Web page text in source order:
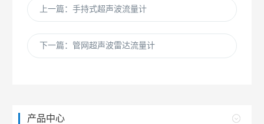
上一篇：手持式超声波流量计
下一篇：管网超声波雷达流量计
产品中心